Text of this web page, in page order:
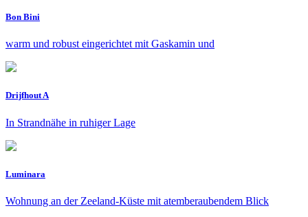
Bon Bini
warm und robust eingerichtet mit Gaskamin und
Drijfhout A
In Strandnähe in ruhiger Lage
Luminara
Wohnung an der Zeeland-Küste mit atemberaubendem Blick